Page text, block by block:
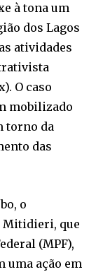
à tona um
dos Lagos
atividades
O caso
mobilizado
torno da
das
o
Mitidieri, que
(MPF),
uma ação em